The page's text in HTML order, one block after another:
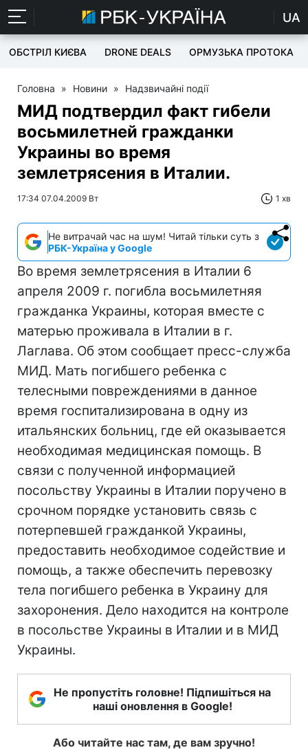
UA
ОБСТРІЛ КИЄВА DRONE DEALS ОРМУЗЬКА ПРОТОКА
Головна » Новини » Надзвичайні події
МИД подтвердил факт гибели
восьмилетней гражданки
Украины во время
землетрясения в Италии.
17:34 07.04.2009 Вт 1 хв
Не витрачай час на шум! Читай тільки суть з
РБК-Україна у Google
Во время землетрясения в Италии 6
апреля 2009 г. погибла восьмилетняя
гражданка Украины, которая вместе с
матерью проживала в Италии в г.
Лаглава. Об этом сообщает пресс-служба
МИД. Мать погибшего ребенка с
телесными повреждениями в данное
время госпитализирована в одну из
итальянских больниц, где ей оказывается
необходимая медицинская помощь. В
связи с полученной информацией
посольству Украины в Италии поручено в
срочном порядке установить связь с
потерпевшей гражданкой Украины,
предоставить необходимое содействие и
помощь, а также обеспечить перевозку
тела погибшего ребенка в Украину для
захоронения. Дело находится на контроле
в посольстве Украины в Италии и в МИД
Украины.
Не пропустіть головне! Підпишіться на
наші оновлення в Google!
Або читайте нас там, де вам зручно!